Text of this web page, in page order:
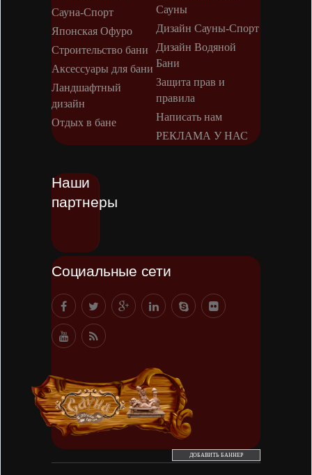
Сауна-Спорт
Японская Офуро
Строительство бани
Аксессуары для бани
Ландшафтный
дизайн
Отдых в бане
Сауны
Дизайн Сауны-Спорт
Дизайн Водяной
Бани
Защита прав и
правила
Написать нам
РЕКЛАМА У НАС
Наши
партнеры
Социальные сети
ДОБАВИТЬ БАННЕР